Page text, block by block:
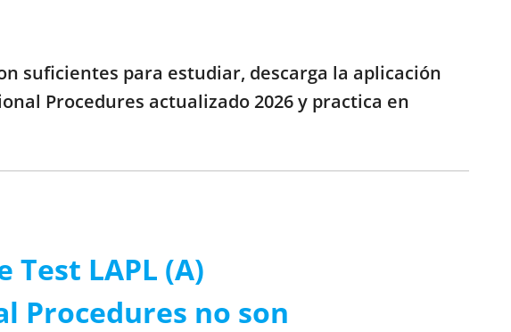
suficientes para estudiar, descarga la aplicación
Procedures actualizado 2026 y practica en
Test LAPL (A)
Procedures no son